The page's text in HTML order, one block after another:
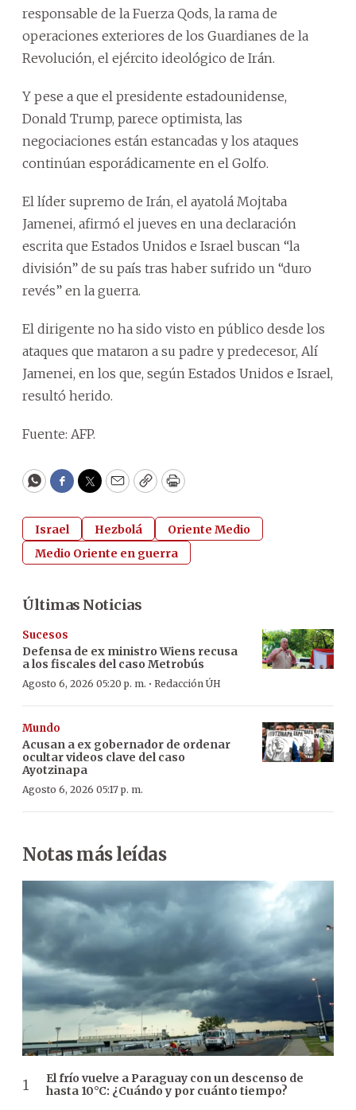
responsable de la Fuerza Qods, la rama de
operaciones exteriores de los Guardianes de la
Revolución, el ejército ideológico de Irán.
Y pese a que el presidente estadounidense,
Donald Trump, parece optimista, las
negociaciones están estancadas y los ataques
continúan esporádicamente en el Golfo.
El líder supremo de Irán, el ayatolá Mojtaba
Jamenei, afirmó el jueves en una declaración
escrita que Estados Unidos e Israel buscan “la
división” de su país tras haber sufrido un “duro
revés” en la guerra.
El dirigente no ha sido visto en público desde los
ataques que mataron a su padre y predecesor, Alí
Jamenei, en los que, según Estados Unidos e Israel,
resultó herido.
Fuente: AFP.
WhatsApp
Facebook
Twitter
EmailCopyPrint
Israel Hezbolá
Oriente Medio
Medio Oriente en guerra
Últimas Noticias
Sucesos
Defensa de ex ministro Wiens recusa
a los fiscales del caso Metrobús
Agosto 6, 2026 05:20 p. m. · Redacción ÚH
Mundo
Acusan a ex gobernador de ordenar
ocultar videos clave del caso
Ayotzinapa
Agosto 6, 2026 05:17 p. m.
Notas más leídas
El frío vuelve a Paraguay con un descenso de
hasta 10°C: ¿Cuándo y por cuánto tiempo?